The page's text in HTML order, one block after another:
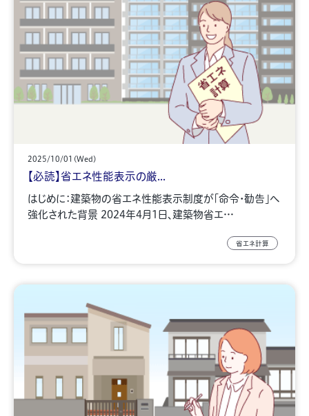
2025/10/01(Wed)
【必読】省エネ性能表示の厳...
はじめに：建築物の省エネ性能表示制度が「命令・勧告」へ
強化された背景 2024年4月1日、建築物省エ…
省エネ計算